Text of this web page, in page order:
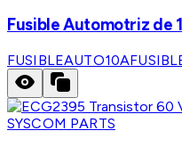
Fusible Automotriz de
FUSIBLEAUTO10A
SYSCOM PARTS